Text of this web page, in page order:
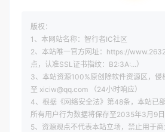
版权：
1、本网站名称：智行者IC社区
2、本站唯一官方网址：https://
点，认准SSL证书指纹：B2:3A:...）
3、本站资源100%原创除软件资源区，侵
至 xiciw@qq.com （24小时响应）
4、根据《网络安全法》第48条，本站已
所有用户行为数据将保存至2035年3月9
5、资源观点不代表本站立场，禁止用于